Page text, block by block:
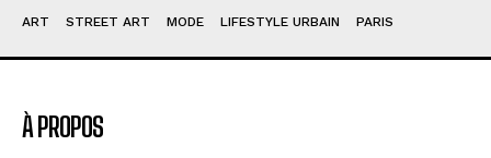
ART STREET ART MODE LIFESTYLE URBAIN PARIS
À PROPOS